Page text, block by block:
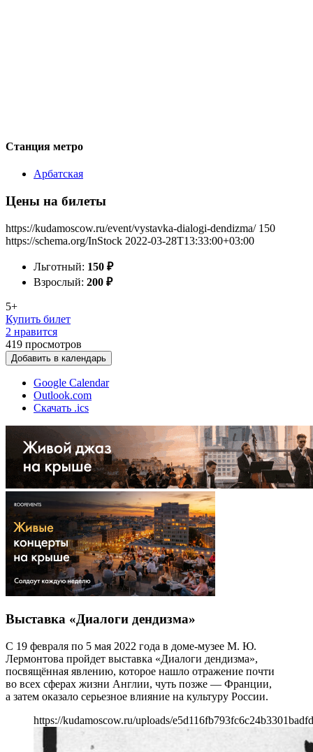
Станция метро
Арбатская
Цены на билеты
https://kudamoscow.ru/event/vystavka-dialogi-dendizma/ 150
https://schema.org/InStock 2022-03-28T13:33:00+03:00
Льготный: 150 ₽
Взрослый: 200 ₽
5+
Купить билет
2 нравится
419 просмотров
Добавить в календарь
Google Calendar
Outlook.com
Скачать .ics
Выставка «Диалоги дендизма»
С 19 февраля по 5 мая 2022 года в доме-музее М. Ю.
Лермонтова пройдет выставка «Диалоги дендизма»,
посвящённая явлению, которое нашло отражение почти
во всех сферах жизни Англии, чуть позже — Франции,
а затем оказало серьезное влияние на культуру России.
https://kudamoscow.ru/uploads/